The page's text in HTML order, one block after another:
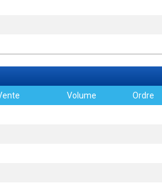
Volume Ordre